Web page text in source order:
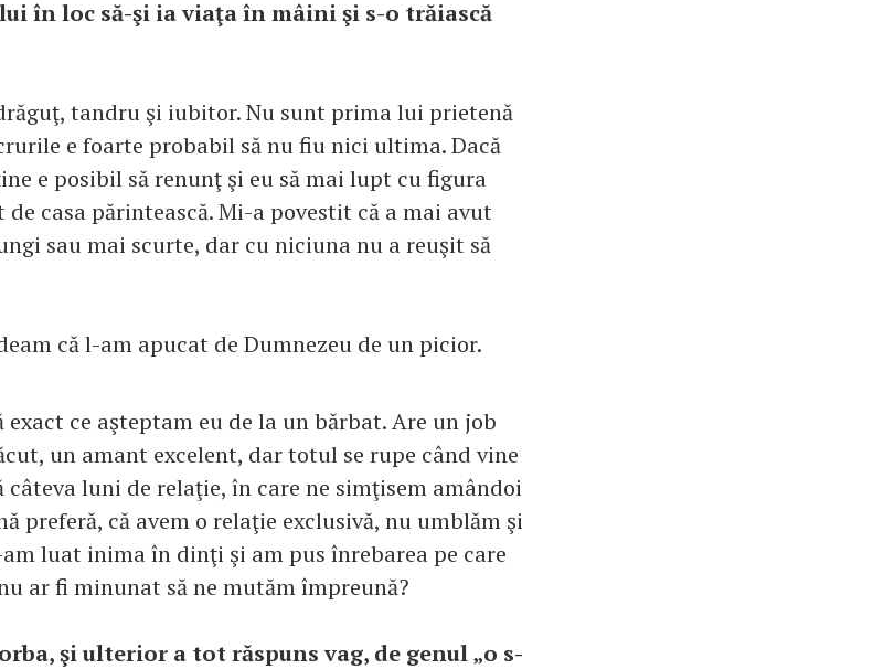
în loc să-şi ia viaţa în mâini şi s-o trăiască
tandru şi iubitor. Nu sunt prima lui prietenă
e foarte probabil să nu fiu nici ultima. Dacă
e posibil să renunţ şi eu să mai lupt cu figura
casa părintească. Mi-a povestit că a mai avut
sau mai scurte, dar cu niciuna nu a reuşit să
că l-am apucat de Dumnezeu de un picior.
exact ce aşteptam eu de la un bărbat. Are un job
un amant excelent, dar totul se rupe când vine
luni de relaţie, în care ne simţisem amândoi
preferă, că avem o relaţie exclusivă, nu umblăm şi
luat inima în dinţi şi am pus înrebarea pe care
ar fi minunat să ne mutăm împreună?
şi ulterior a tot răspuns vag, de genul „o s-